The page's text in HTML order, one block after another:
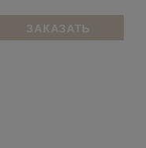
ЗАКАЗАТЬ